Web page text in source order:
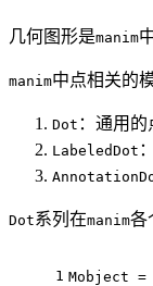
几何图形是manim
manim中点相关的
Dot ：通用的
LabeledDot
Dot系列在manim各
1 Mobject